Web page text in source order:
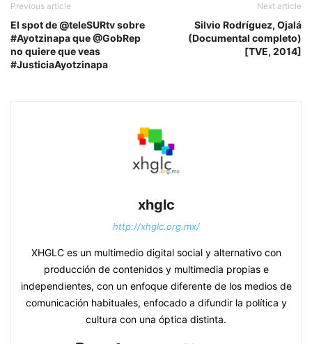
Previous article
El spot de @teleSURtv sobre
#Ayotzinapa que @GobRep
no quiere que veas
#JusticiaAyotzinapa
Next article
Silvio Rodríguez, Ojalá
(Documental completo)
[TVE, 2014]
xhglc
http://xhglc.org.mx/
XHGLC es un multimedio digital social y alternativo con
producción de contenidos y multimedia propias e
independientes, con un enfoque diferente de los medios de
comunicación habituales, enfocado a difundir la política y
cultura con una óptica distinta.